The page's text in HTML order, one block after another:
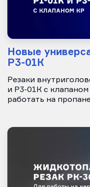
Новые
Р3-01К
Резаки
и Р3-01К с
работать на